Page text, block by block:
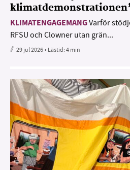
KLIMATENGAGEMANGVarför
RFSU och Clowner utan grän...
29 jul 2026• Lästid:4 min